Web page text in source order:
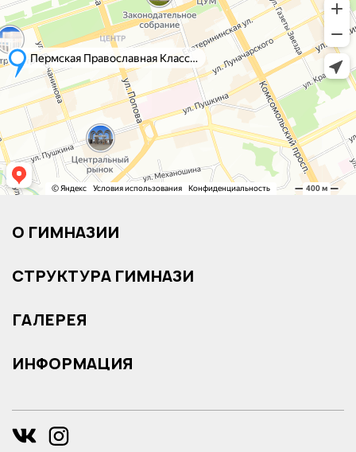
О ГИМНАЗИИ
СТРУКТУРА ГИМНАЗИ
ГАЛЕРЕЯ
ИНФОРМАЦИЯ